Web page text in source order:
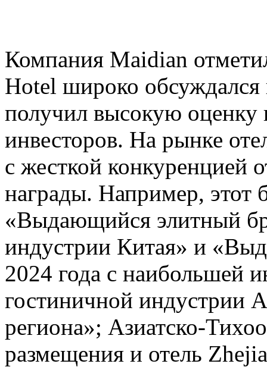
Компания Maidian
Hotel широко
получил высокую оценку
инвесторов. На рынке
с жесткой конкуренцией
награды. Например, этот
«Выдающийся элитный
индустрии Китая» и
2024 года с наибольшей
гостиничной индустрии
региона»; Азиатско-
размещения и отель